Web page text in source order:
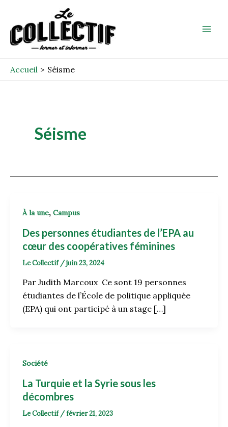
contenu
Accueil Séisme
Séisme
À la une, Campus
Des personnes étudiantes de l’EPA au
cœur des coopératives féminines
Le Collectif /juin 23, 2024
Par Judith Marcoux Ce sont 19 personnes
étudiantes de l’École de politique appliquée
(EPA) qui ont participé à un stage […]
Société
La Turquie et la Syrie sous les
décombres
Le Collectif /février 21, 2023